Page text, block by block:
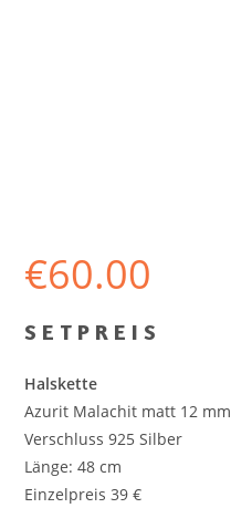
€60.00
S E T P R E I S
Halskette
Azurit Malachit matt 12 mm
Verschluss 925 Silber
Länge: 48 cm
Einzelpreis 39 €